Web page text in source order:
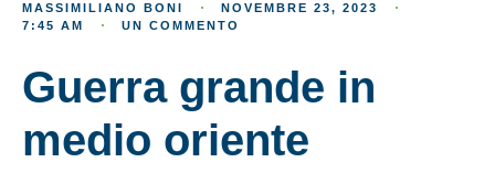
MASSIMILIANO BONI
NOVEMBRE 23, 2023
7:45 AM
UN COMMENTO
Guerra grande in
medio oriente